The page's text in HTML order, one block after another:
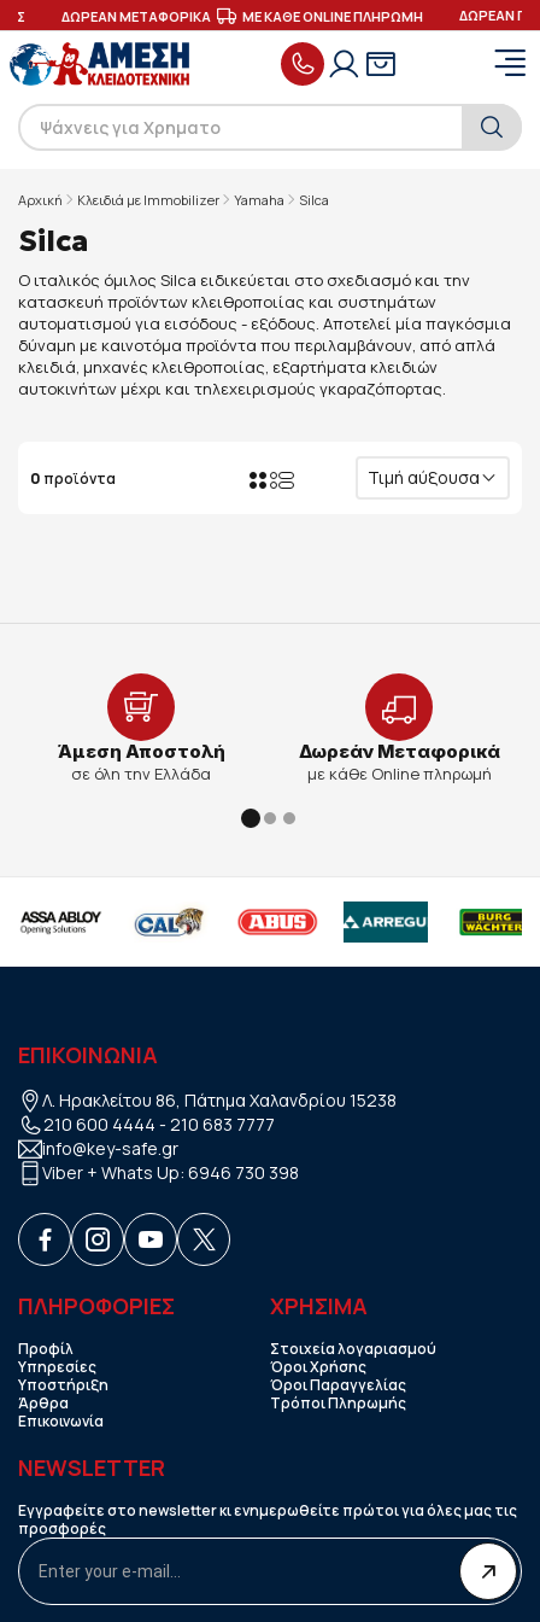
ΔΩΡΕΑΝ ΜΕΤΑΦΟΡΙΚΑ ΜΕ ΚΑΘΕ ONLINE ΠΛΗΡΩΜΗ ΔΩΡΕΑΝ
Αρχική Κλειδιά με Immobilizer Yamaha Silca
Silca
Ο ιταλικός όμιλος Silca ειδικεύεται στο σχεδιασμό και την
κατασκευή προϊόντων κλειθροποιίας και συστημάτων
αυτοματισμού για εισόδους - εξόδους. Αποτελεί μία παγκόσμια
δύναμη με καινοτόμα προϊόντα που περιλαμβάνουν, από απλά
κλειδιά, μηχανές κλειθροποιίας, εξαρτήματα κλειδιών
αυτοκινήτων μέχρι και τηλεχειρισμούς γκαραζόπορτας.
0 προϊόντα Τιμή αύξουσα
Άμεση Αποστολή
σε όλη την Ελλάδα
Δωρεάν Μεταφορικά
με κάθε Online πληρωμή
ΕΠΙΚΟΙΝΩΝΙΑ
Λ. Ηρακλείτου 86, Πάτημα Χαλανδρίου 15238
210 600 4444 - 210 683 7777
info@key-safe.gr
Viber + Whats Up: 6946 730 398
ΠΛΗΡΟΦΟΡΙΕΣ
Προφίλ
Υπηρεσίες
Υποστήριξη
Άρθρα
Επικοινωνία
ΧΡHΣΙΜΑ
Στοιχεία λογαριασμού
Όροι Χρήσης
Όροι Παραγγελίας
Τρόποι Πληρωμής
NEWSLETTER
Εγγραφείτε στο newsletter κι ενημερωθείτε πρώτοι για όλες μας τις
προσφορές